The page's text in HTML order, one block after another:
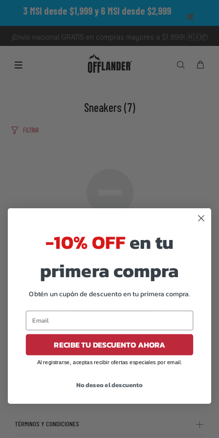
3 MSI desde $1,999 y 6 MSI desde $2,999
¡Envío nacional GRATIS en compras mayores a $1,999! 🇲🇽📦
Sneakers (7)
FILTRAR
VACÍO
No hay productos que coincidan con la selección.
NO MÁS PRODUCTOS
NOSOTROS
TÉRMINOS Y CONDICIONES
-10% OFFen tu
primera compra
Obtén un cupón de descuento en tu primera compra.
RECIBE TU DESCUENTO AHORA
Al registrarse, aceptas recibir ofertas especiales por email.
No deseo el descuento